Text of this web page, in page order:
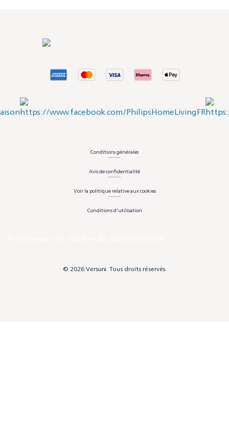
Conditions générales
Avis de confidentialité
Voir la politique relative aux cookies
Conditions d'utilisation
© 2026 Versuni. Tous droits réservés.